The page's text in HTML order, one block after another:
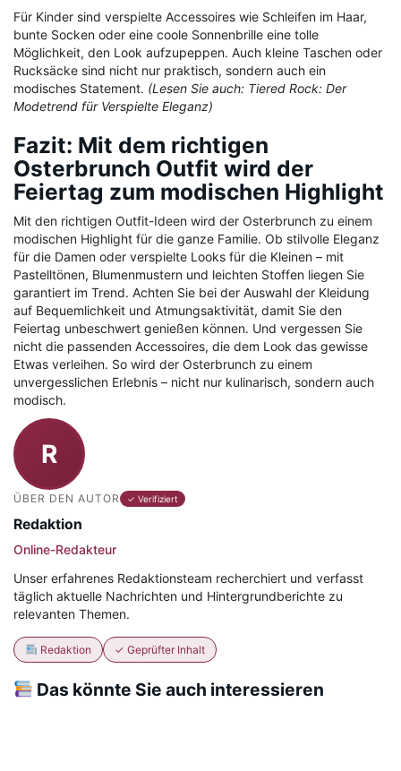
Für Kinder sind verspielte Accessoires wie Schleifen im Haar,
bunte Socken oder eine coole Sonnenbrille eine tolle
Möglichkeit, den Look aufzupeppen. Auch kleine Taschen oder
Rucksäcke sind nicht nur praktisch, sondern auch ein
modisches Statement. (Lesen Sie auch: Tiered Rock: Der
Modetrend für Verspielte Eleganz)
Fazit: Mit dem richtigen
Osterbrunch Outfit wird der
Feiertag zum modischen Highlight
Mit den richtigen Outfit-Ideen wird der Osterbrunch zu einem
modischen Highlight für die ganze Familie. Ob stilvolle Eleganz
für die Damen oder verspielte Looks für die Kleinen – mit
Pastelltönen, Blumenmustern und leichten Stoffen liegen Sie
garantiert im Trend. Achten Sie bei der Auswahl der Kleidung
auf Bequemlichkeit und Atmungsaktivität, damit Sie den
Feiertag unbeschwert genießen können. Und vergessen Sie
nicht die passenden Accessoires, die dem Look das gewisse
Etwas verleihen. So wird der Osterbrunch zu einem
unvergesslichen Erlebnis – nicht nur kulinarisch, sondern auch
modisch.
R
ÜBER DEN AUTOR ✓ Verifiziert
Redaktion
Online-Redakteur
Unser erfahrenes Redaktionsteam recherchiert und verfasst
täglich aktuelle Nachrichten und Hintergrundberichte zu
relevanten Themen.
Redaktion ✓ Geprüfter Inhalt
Das könnte Sie auch interessieren